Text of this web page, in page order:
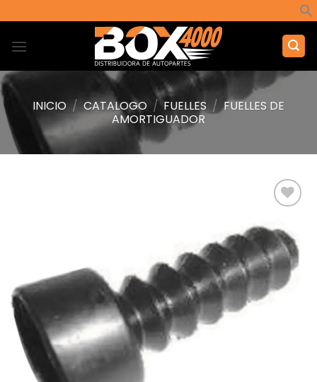
al
contenido
INICIO / CATALOGO / FUELLES / FUELLES DE
AMORTIGUADOR
a la
lista de
deseos